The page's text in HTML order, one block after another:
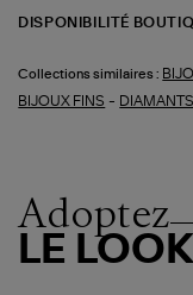
DISPONIBILITÉ
Collections similaires :
BIJOUX FINS - DIAMANTS
Adoptez
LE LOOK